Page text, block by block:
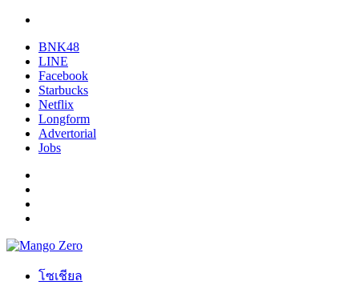
BNK48
LINE
Facebook
Starbucks
Netflix
Longform
Advertorial
Jobs
โซเชียล